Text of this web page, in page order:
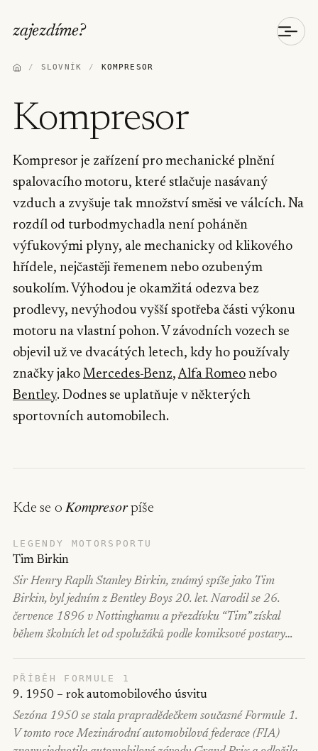
zajezdíme?
/ SLOVNÍK / KOMPRESOR
Kompresor
Kompresor je zařízení pro mechanické plnění
spalovacího motoru, které stlačuje nasávaný
vzduch a zvyšuje tak množství směsi ve válcích. Na
rozdíl od turbodmychadla není poháněn
výfukovými plyny, ale mechanicky od klikového
hřídele, nejčastěji řemenem nebo ozubeným
soukolím. Výhodou je okamžitá odezva bez
prodlevy, nevýhodou vyšší spotřeba části výkonu
motoru na vlastní pohon. V závodních vozech se
objevil už ve dvacátých letech, kdy ho používaly
značky jako Mercedes-Benz,Alfa Romeo nebo
Bentley. Dodnes se uplatňuje v některých
sportovních automobilech.
Kde se oKompresorpíše
LEGENDY MOTORSPORTU
Tim Birkin
Sir Henry Raplh Stanley Birkin, známý spíše jako Tim
Birkin, byl jedním z Bentley Boys 20. let. Narodil se 26.
července 1896 v Nottinghamu a přezdívku “Tim” získal
během školních let od spolužáků podle komiksové postavy…
PŘÍBĚH FORMULE 1
9. 1950 – rok automobilového úsvitu
Sezóna 1950 se stala prapradědečkem současné Formule 1.
V tomto roce Mezinárodní automobilová federace (FIA)